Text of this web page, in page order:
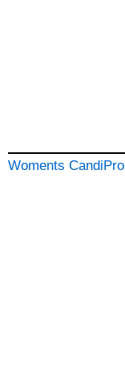
Woments CandiPro